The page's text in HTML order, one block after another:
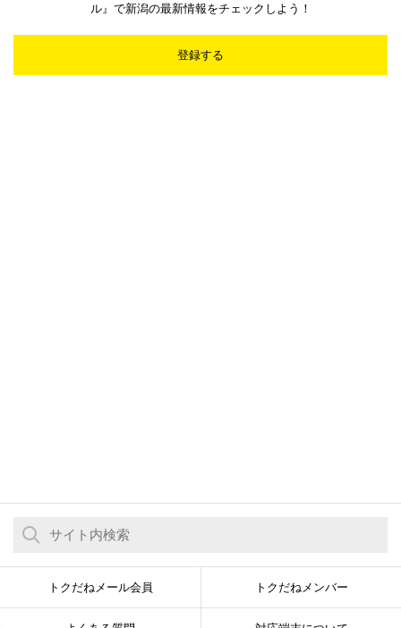
ル』で新潟の最新情報をチェックしよう！
登録する
トクだねメール会員 トクだねメンバー